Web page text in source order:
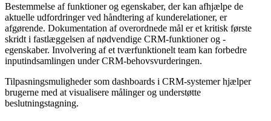
Bestemmelse af funktioner og egenskaber, der kan afhjælpe de
aktuelle udfordringer ved håndtering af kunderelationer, er
afgørende. Dokumentation af overordnede mål er et kritisk første
skridt i fastlæggelsen af nødvendige CRM-funktioner og -
egenskaber. Involvering af et tværfunktionelt team kan forbedre
inputindsamlingen under CRM-behovsvurderingen.
Tilpasningsmuligheder som dashboards i CRM-systemer hjælper
brugerne med at visualisere målinger og understøtte
beslutningstagning.